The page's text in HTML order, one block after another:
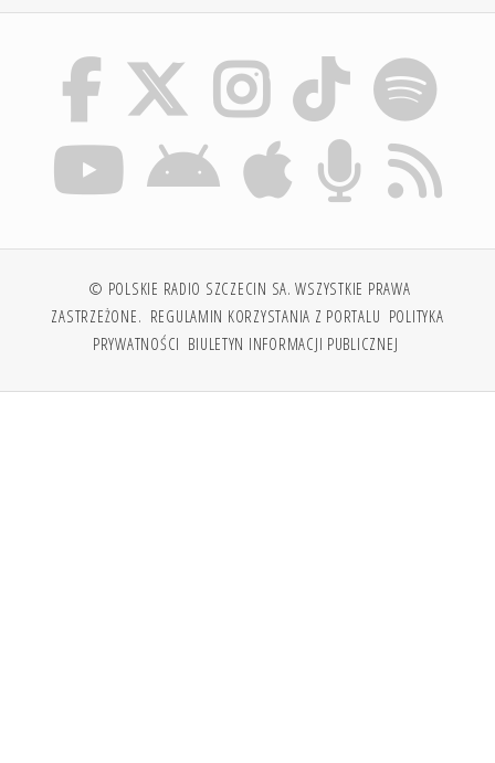
© POLSKIE RADIO SZCZECIN SA. WSZYSTKIE PRAWA
ZASTRZEŻONE. REGULAMIN KORZYSTANIA Z PORTALU POLITYKA
PRYWATNOŚCI BIULETYN INFORMACJI PUBLICZNEJ